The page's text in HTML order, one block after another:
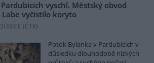
vyschl. Městský obvod
Labe vyčistilo koryto
(ČTK)
Potok Bylanka v Pardubicích v
důsledku dlouhodobě nízkých